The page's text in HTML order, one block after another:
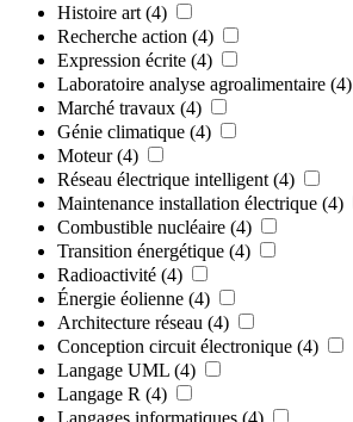
Histoire art (4)
Recherche action (4)
Expression écrite (4)
Laboratoire analyse agroalimentaire (4)
Marché travaux (4)
Génie climatique (4)
Moteur (4)
Réseau électrique intelligent (4)
Maintenance installation électrique (4)
Combustible nucléaire (4)
Transition énergétique (4)
Radioactivité (4)
Énergie éolienne (4)
Architecture réseau (4)
Conception circuit électronique (4)
Langage UML (4)
Langage R (4)
Langages informatiques (4)